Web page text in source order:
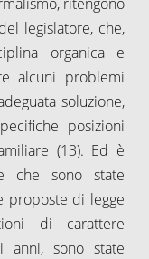
legislatore, che,
organica e
alcuni problemi
soluzione,
posizioni
(13). Ed è
che sono state
proposte di legge
di carattere
anni, sono state